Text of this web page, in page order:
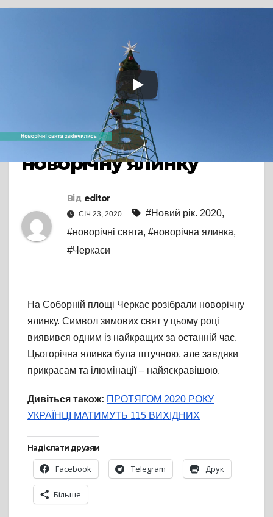
Новорічні свята
закінчились: на
Соборній площі
Черкас розібрали
новорічну ялинку
Від editor
СІЧ 23, 2020 #Новий рік. 2020,
#новорічні свята, #новорічна ялинка,
#Черкаси
На Соборній площі Черкас розібрали новорічну
ялинку. Символ зимових свят у цьому році
виявився одним із найкращих за останній час.
Цьогорічна ялинка була штучною, але завдяки
прикрасам та ілюмінації – найяскравішою.
Дивіться також: ПРОТЯГОМ 2020 РОКУ
УКРАЇНЦІ МАТИМУТЬ 115 ВИХІДНИХ
Надіслати друзям
Facebook Telegram Друк
Більше